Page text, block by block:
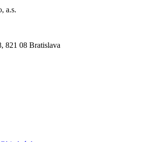
a.s.
821 08 Bratislava